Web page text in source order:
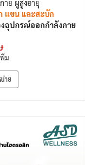
าย ผู้สูงอายุ
แขน และสะบัก
อุปกรณ์ออกกำลังกาย
ม
าย